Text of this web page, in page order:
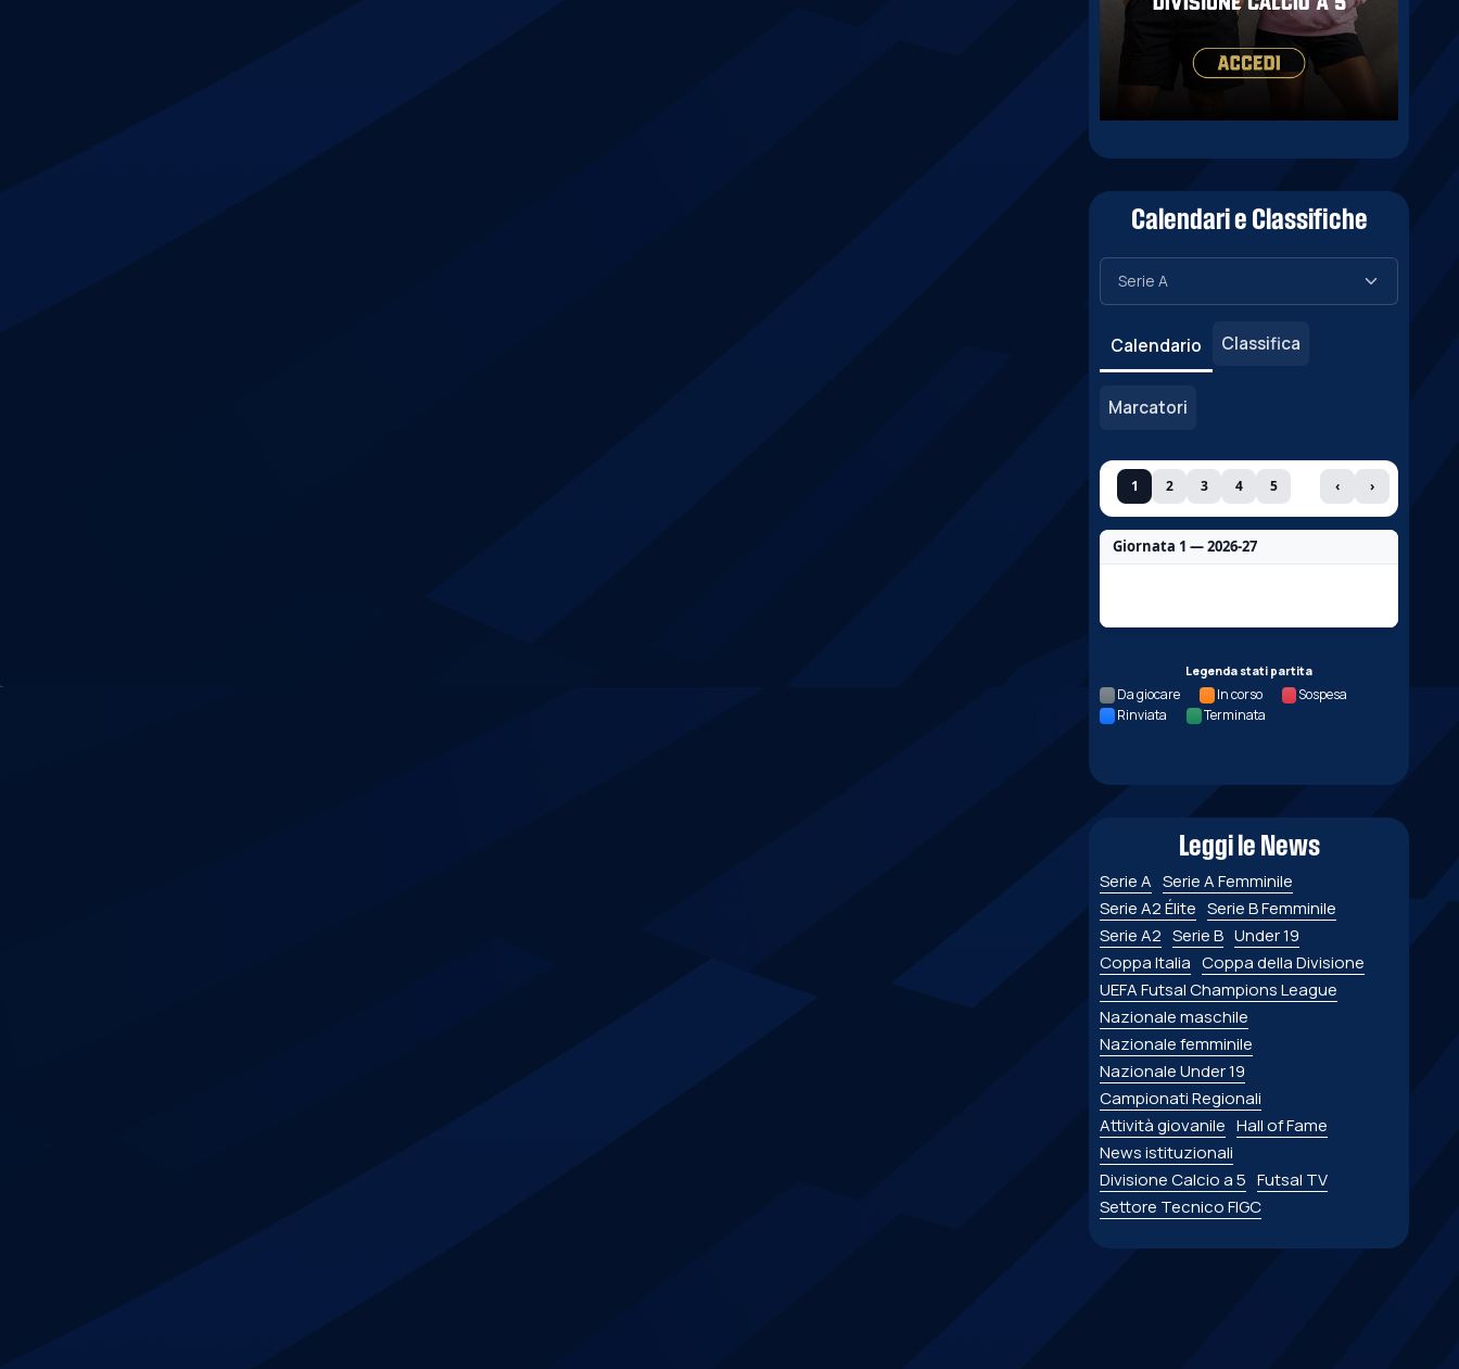
Calendari e Classifiche
Calendario Classifica
Marcatori
1 2 3 4 5 ‹ ›
Giornata 1 — 2026-27
Legenda stati partita
Da giocare In corso
Sospesa
Rinviata
Terminata
Leggi le News
Serie A Serie A Femminile
Serie A2 Élite Serie B Femminile
Serie A2 Serie B Under 19
Coppa Italia Coppa della Divisione
UEFA Futsal Champions League
Nazionale maschile
Nazionale femminile
Nazionale Under 19
Campionati Regionali
Attività giovanile Hall of Fame
News istituzionali
Divisione Calcio a 5 Futsal TV
Settore Tecnico FIGC